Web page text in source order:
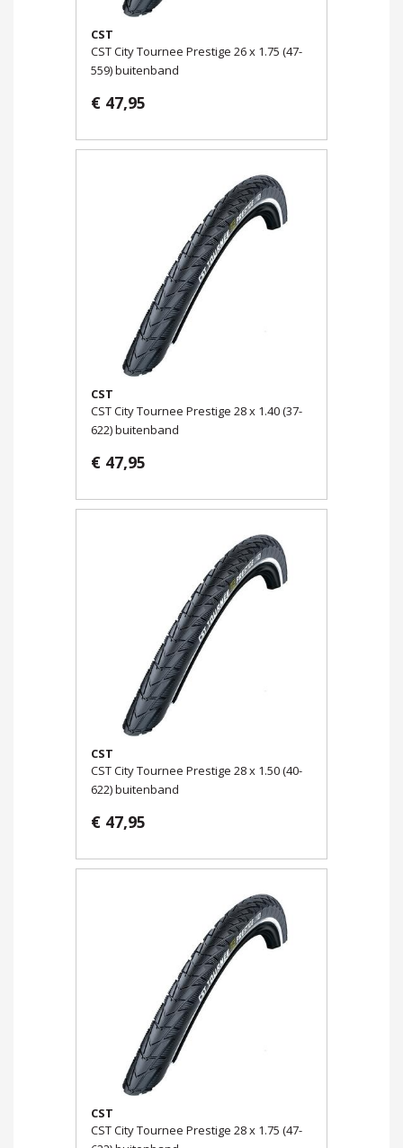
CST
CST City Tournee Prestige 26 x 1.75 (47-
559) buitenband
€ 47,95
CST
CST City Tournee Prestige 28 x 1.40 (37-
622) buitenband
€ 47,95
CST
CST City Tournee Prestige 28 x 1.50 (40-
622) buitenband
€ 47,95
CST
CST City Tournee Prestige 28 x 1.75 (47-